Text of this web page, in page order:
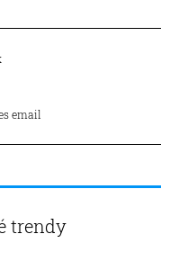
email
trendy